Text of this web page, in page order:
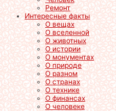
Ремонт
Интересные факты
О вещах
О вселенной
О животных
О истории
О монументах
О природе
О разном
О странах
О технике
О финансах
О человеке